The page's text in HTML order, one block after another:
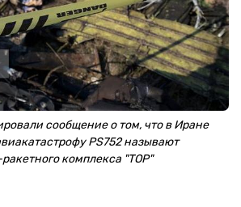
сообщение о том, что в Иране
PS752 называют
комплекса "ТОР"